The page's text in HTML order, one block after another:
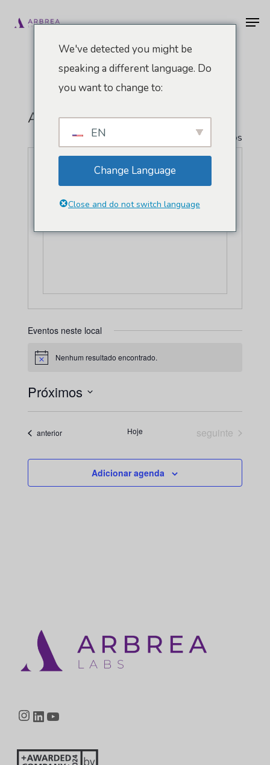
para
Altis Grand Hotel
" Todos Eventos
R. Castilho 11, 1269-072
Lisboa
Eventos neste local
Aviso Nenhum resultado encontrado.
Próximos
Selecione
a Eventos
anterior Hoje Eventos
seguinte
Adicionar agenda
Instagram
LinkedIn
We've detected you might be
speaking a different language. Do
you want to change to:
EN
Change Language
Close and do not switch language